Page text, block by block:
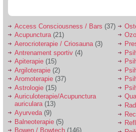
Ma aflu aici pentru ca
vreau sa stiu daca am
nevoie de un psiholog
sau psihiatru.
Sunt casatorita, am
31 de ani si un copil in
varsta de 2 ani care
mi-e lumina ochilor.
De ceva timp simt ca
mi s-a adunat
Access Consciousness / Bars (37)
Acupunctura(21)
Aerocrioterapie / Criosauna (3)
Antrenament sportiv (4)
Apiterapie (15)
Argiloterapie (2)
Aromoterapie (37)
Astrologie (15)
Auriculoterapie/Acupunctura
auriculara(13)
Ayurveda(9)
Balneoterapie (5)
Bowen / Bowtech (146)